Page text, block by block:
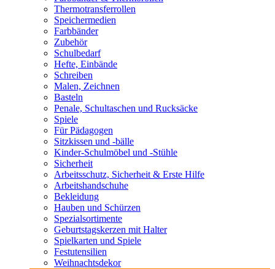
Thermotransferrollen
Speichermedien
Farbbänder
Zubehör
Schulbedarf
Hefte, Einbände
Schreiben
Malen, Zeichnen
Basteln
Penale, Schultaschen und Rucksäcke
Spiele
Für Pädagogen
Sitzkissen und -bälle
Kinder-Schulmöbel und -Stühle
Sicherheit
Arbeitsschutz, Sicherheit & Erste Hilfe
Arbeitshandschuhe
Bekleidung
Hauben und Schürzen
Spezialsortimente
Geburtstagskerzen mit Halter
Spielkarten und Spiele
Festutensilien
Weihnachtsdekor